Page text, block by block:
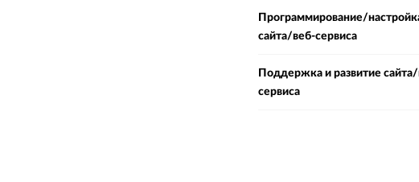
Программирование/
сайта/веб-сервиса
Поддержка и развитие
сервиса